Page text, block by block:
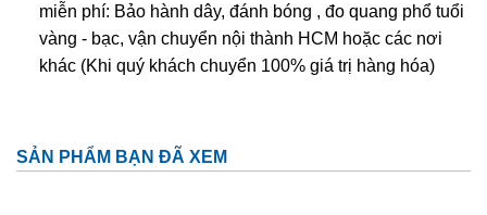
miễn phí: Bảo hành dây, đánh bóng , đo quang phổ tuổi
vàng - bạc, vận chuyển nội thành HCM hoặc các nơi
khác (Khi quý khách chuyển 100% giá trị hàng hóa)
SẢN PHẨM BẠN ĐÃ XEM